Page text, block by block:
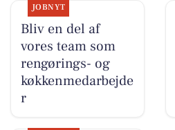
JOBNYT
Bliv en del af
vores team som
rengørings- og
køkkenmedarbejde
r